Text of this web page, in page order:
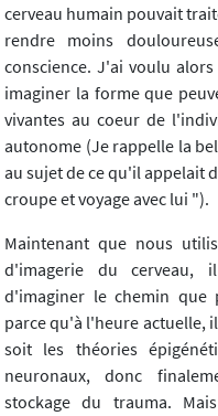
cerveau humain pouvait
rendre moins
conscience. J'ai voulu
imaginer la forme que
vivantes au coeur de
autonome (Je rappelle la
au sujet de ce qu'il appelait
croupe et voyage avec lui ").
Maintenant que nous
d'imagerie du cerveau,
d'imaginer le chemin que
parce qu'à l'heure actuelle,
soit les théories
neuronaux, donc
stockage du trauma.